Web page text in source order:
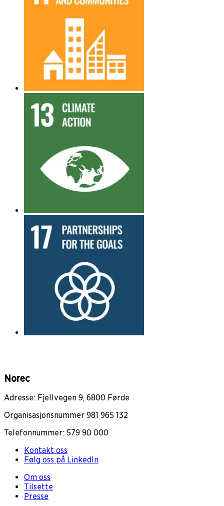
Norec
Adresse: Fjellvegen 9, 6800 Førde
Organisasjonsnummer 981 965 132
Telefonnummer: 579 90 000
Kontakt oss
Følg oss på LinkedIn
Om oss
Tilsette
Presse